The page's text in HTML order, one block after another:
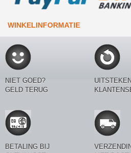
WINKELINFORMATIE
NIET GOED?
GELD TERUG
BETALING BIJ